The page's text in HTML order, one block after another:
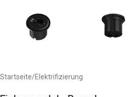
Startseite/Elektrifizierung